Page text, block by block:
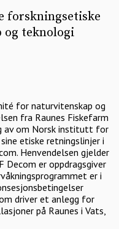
forskningsetiske
teknologi
for naturvitenskap og
fra Raunes Fiskefarm
av om Norsk institutt for
etiske retningslinjer i
Henvendelsen gjelder
Decom er oppdragsgiver
er i
driver et anlegg for
på Raunes i Vats,